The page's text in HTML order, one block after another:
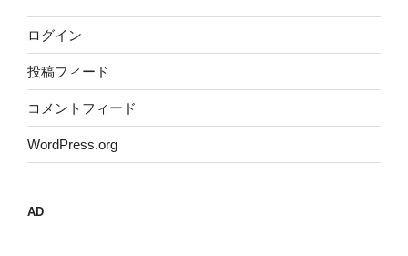
ログイン
投稿フィード
コメントフィード
WordPress.org
AD